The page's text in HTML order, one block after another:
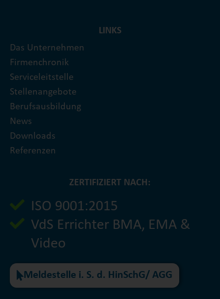
LINKS
Das Unternehmen
Firmenchronik
Serviceleitstelle
Stellenangebote
Berufsausbildung
News
Downloads
Referenzen
ZERTIFIZIERT NACH:
ISO 9001:2015
VdS Errichter BMA, EMA &
Video
Meldestelle i. S. d. HinSchG/ AGG